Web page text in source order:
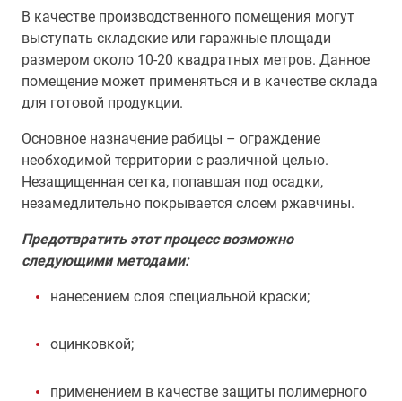
В качестве производственного помещения могут
выступать складские или гаражные площади
размером около 10-20 квадратных метров. Данное
помещение может применяться и в качестве склада
для готовой продукции.
Основное назначение рабицы – ограждение
необходимой территории с различной целью.
Незащищенная сетка, попавшая под осадки,
незамедлительно покрывается слоем ржавчины.
Предотвратить этот процесс возможно
следующими методами:
нанесением слоя специальной краски;
оцинковкой;
применением в качестве защиты полимерного